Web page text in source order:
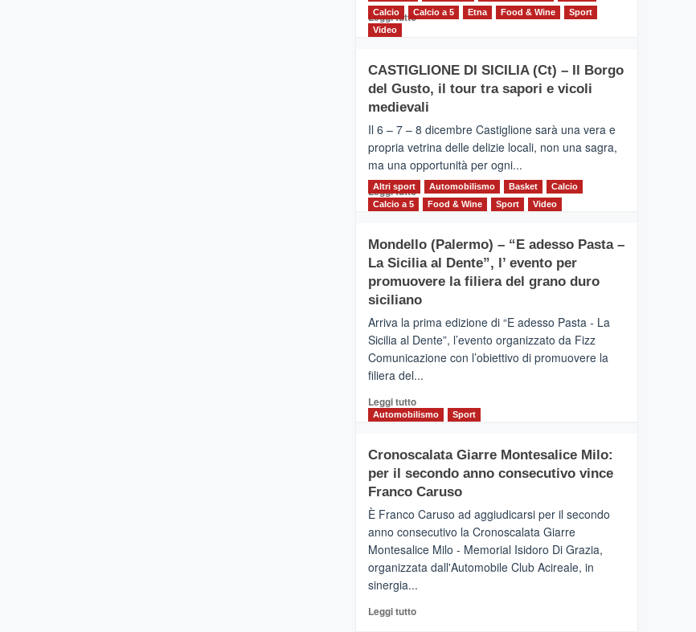
Leggi tuttoLeggi
MOIO
ALCANTARA
–
alla
scoperta
del
territorio,
tra
sport
messaggi
di
Calcio
Calcio a 5 Etna Food & Wine
Sport
Video
CASTIGLIONE DI SICILIA (Ct) – Il Borgo
del Gusto, il tour tra sapori e vicoli
medievali
Il 6 – 7 – 8 dicembre Castiglione sarà una vera e
propria vetrina delle delizie locali, non una sagra,
ma una opportunità per ogni...
Leggi tuttoLeggi
CASTIGLIONE
DI
SICILIA
(Ct)
Il
Borgo
del
tour
tra
vicoli
medievali
Altri sport Automobilismo Basket
Calcio
Calcio a 5
Food & Wine Sport Video
Mondello (Palermo) – “E adesso Pasta –
La Sicilia al Dente”, l’ evento per
promuovere la filiera del grano duro
siciliano
Arriva la prima edizione di “E adesso Pasta - La
Sicilia al Dente”, l’evento organizzato da Fizz
Comunicazione con l’obiettivo di promuovere la
filiera del...
Leggi tuttoLeggi
di
Mondello
(Palermo)
–
adesso
Pasta
–
La
Dente”,
Automobilismo Sport
Cronoscalata Giarre Montesalice Milo:
per il secondo anno consecutivo vince
Franco Caruso
È Franco Caruso ad aggiudicarsi per il secondo
anno consecutivo la Cronoscalata Giarre
Montesalice Milo - Memorial Isidoro Di Grazia,
organizzata dall'Automobile Club Acireale, in
sinergia...
Leggi tuttoLeggi